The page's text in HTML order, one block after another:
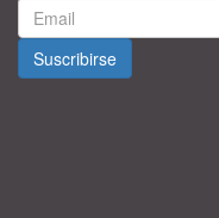
Suscribirse